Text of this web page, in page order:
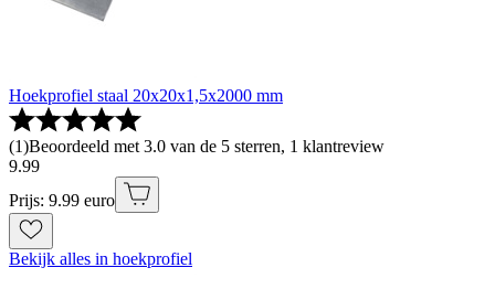
Hoekprofiel staal 20x20x1,5x2000 mm
(1)Beoordeeld met 3.0 van de 5 sterren, 1 klantreview
9.99
Prijs: 9.99 euro
Bekijk alles in hoekprofiel